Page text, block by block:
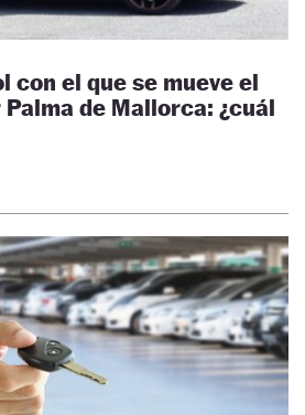
con el que se mueve el
Palma de Mallorca: ¿cuál